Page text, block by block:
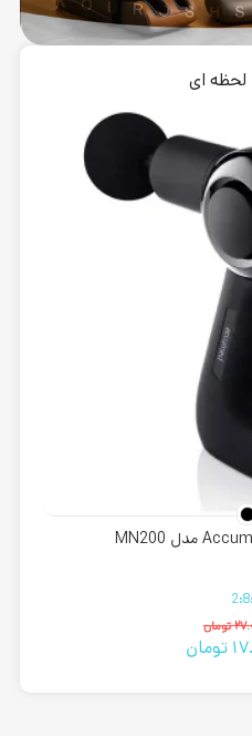
لحظه ای
8
:
2
تومان
قیمت
اصلیتومان
قیمت
فعلی